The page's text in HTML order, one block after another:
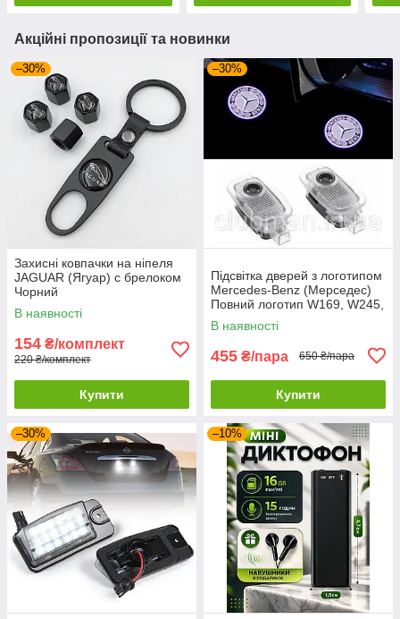
Акційні пропозиції та новинки
–30%
Захисні ковпачки на ніпеля
JAGUAR (Ягуар) c брелоком
Чорний
В наявності
154 ₴/комплект
220 ₴/комплект
Купити
–30%
Підсвітка дверей з логотипом
Mercedes-Benz (Мерседес)
Повний логотип W169, W245,
W204, C216, C208, C207,
W221, C197
В наявності
455 ₴/пара 650 ₴/пара
Купити
–30% –10%